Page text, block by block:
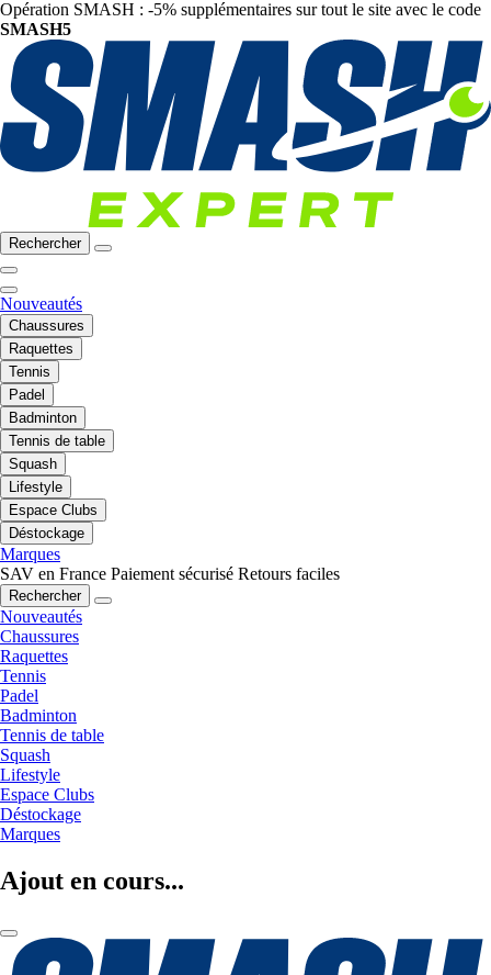
Opération SMASH : -5% supplémentaires sur tout le site avec le code
SMASH5
Rechercher
Nouveautés
Chaussures
Raquettes
Tennis
Padel
Badminton
Tennis de table
Squash
Lifestyle
Espace Clubs
Déstockage
Marques
SAV en France Paiement sécurisé Retours faciles
Rechercher
Nouveautés
Chaussures
Raquettes
Tennis
Padel
Badminton
Tennis de table
Squash
Lifestyle
Espace Clubs
Déstockage
Marques
Ajout en cours...